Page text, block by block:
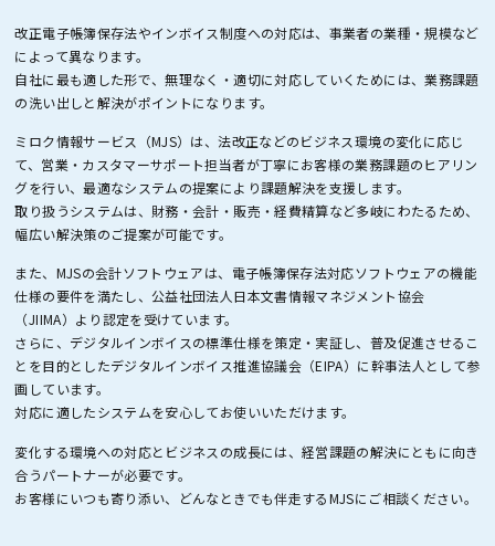
改正電子帳簿保存法やインボイス制度への対応は、事業者の業種・規模など
によって異なります。
自社に最も適した形で、無理なく・適切に対応していくためには、業務課題
の洗い出しと解決がポイントになります。
ミロク情報サービス（MJS）は、法改正などのビジネス環境の変化に応じ
て、営業・カスタマーサポート担当者が丁寧にお客様の業務課題のヒアリン
グを行い、最適なシステムの提案により課題解決を支援します。
取り扱うシステムは、財務・会計・販売・経費精算など多岐にわたるため、
幅広い解決策のご提案が可能です。
また、MJSの会計ソフトウェアは、電子帳簿保存法対応ソフトウェアの機能
仕様の要件を満たし、公益社団法人日本文書情報マネジメント協会
（JIIMA）より認定を受けています。
さらに、デジタルインボイスの標準仕様を策定・実証し、普及促進させるこ
とを目的としたデジタルインボイス推進協議会（EIPA）に幹事法人として参
画しています。
対応に適したシステムを安心してお使いいただけます。
変化する環境への対応とビジネスの成長には、経営課題の解決にともに向き
合うパートナーが必要です。
お客様にいつも寄り添い、どんなときでも伴走するMJSにご相談ください。